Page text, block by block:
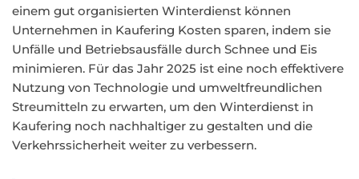
einem gut organisierten Winterdienst können
Unternehmen in Kaufering Kosten sparen, indem sie
Unfälle und Betriebsausfälle durch Schnee und Eis
minimieren. Für das Jahr 2025 ist eine noch effektivere
Nutzung von Technologie und umweltfreundlichen
Streumitteln zu erwarten, um den Winterdienst in
Kaufering noch nachhaltiger zu gestalten und die
Verkehrssicherheit weiter zu verbessern.